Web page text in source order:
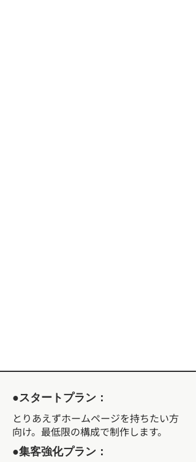
●スタートプラン：
とりあえずホームページを持ちたい方
向け。最低限の構成で制作します。
●集客強化プラン：